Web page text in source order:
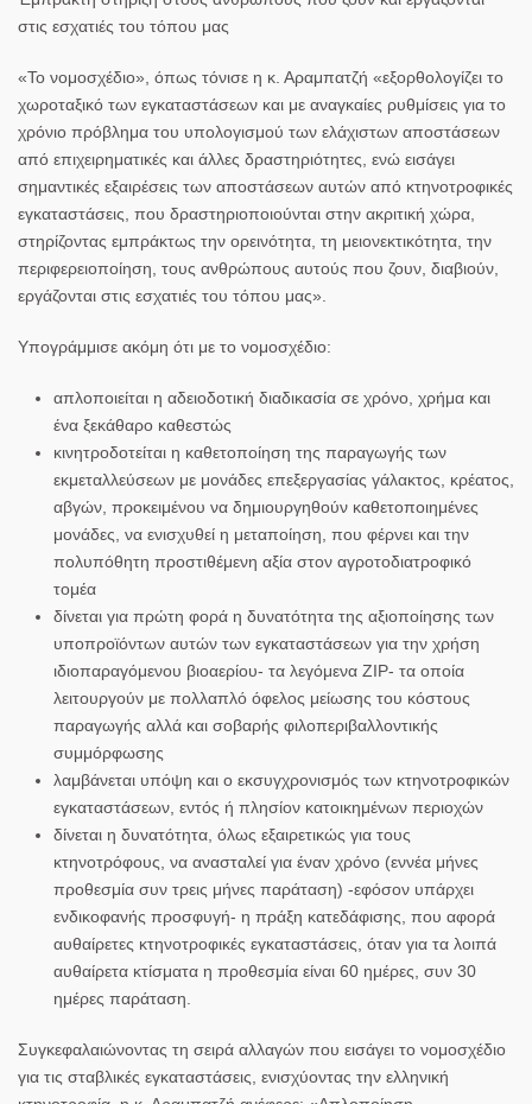
στις εσχατιές του τόπου μας
«Το νομοσχέδιο», όπως τόνισε η κ. Αραμπατζή «εξορθολογίζει το
χωροταξικό των εγκαταστάσεων και με αναγκαίες ρυθμίσεις για το
χρόνιο πρόβλημα του υπολογισμού των ελάχιστων αποστάσεων
από επιχειρηματικές και άλλες δραστηριότητες, ενώ εισάγει
σημαντικές εξαιρέσεις των αποστάσεων αυτών από κτηνοτροφικές
εγκαταστάσεις, που δραστηριοποιούνται στην ακριτική χώρα,
στηρίζοντας εμπράκτως την ορεινότητα, τη μειονεκτικότητα, την
περιφερειοποίηση, τους ανθρώπους αυτούς που ζουν, διαβιούν,
εργάζονται στις εσχατιές του τόπου μας».
Υπογράμμισε ακόμη ότι με το νομοσχέδιο:
απλοποιείται η αδειοδοτική διαδικασία σε χρόνο, χρήμα και
ένα ξεκάθαρο καθεστώς
κινητροδοτείται η καθετοποίηση της παραγωγής των
εκμεταλλεύσεων με μονάδες επεξεργασίας γάλακτος, κρέατος,
αβγών, προκειμένου να δημιουργηθούν καθετοποιημένες
μονάδες, να ενισχυθεί η μεταποίηση, που φέρνει και την
πολυπόθητη προστιθέμενη αξία στον αγροτοδιατροφικό
τομέα
δίνεται για πρώτη φορά η δυνατότητα της αξιοποίησης των
υποπροϊόντων αυτών των εγκαταστάσεων για την χρήση
ιδιοπαραγόμενου βιοαερίου- τα λεγόμενα ZIP- τα οποία
λειτουργούν με πολλαπλό όφελος μείωσης του κόστους
παραγωγής αλλά και σοβαρής φιλοπεριβαλλοντικής
συμμόρφωσης
λαμβάνεται υπόψη και ο εκσυγχρονισμός των κτηνοτροφικών
εγκαταστάσεων, εντός ή πλησίον κατοικημένων περιοχών
δίνεται η δυνατότητα, όλως εξαιρετικώς για τους
κτηνοτρόφους, να ανασταλεί για έναν χρόνο (εννέα μήνες
προθεσμία συν τρεις μήνες παράταση) -εφόσον υπάρχει
ενδικοφανής προσφυγή- η πράξη κατεδάφισης, που αφορά
αυθαίρετες κτηνοτροφικές εγκαταστάσεις, όταν για τα λοιπά
αυθαίρετα κτίσματα η προθεσμία είναι 60 ημέρες, συν 30
ημέρες παράταση.
Συγκεφαλαιώνοντας τη σειρά αλλαγών που εισάγει το νομοσχέδιο
για τις σταβλικές εγκαταστάσεις, ενισχύοντας την ελληνική